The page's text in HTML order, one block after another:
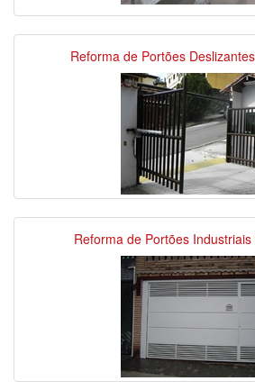
Reforma de Portões
Reforma de Portões